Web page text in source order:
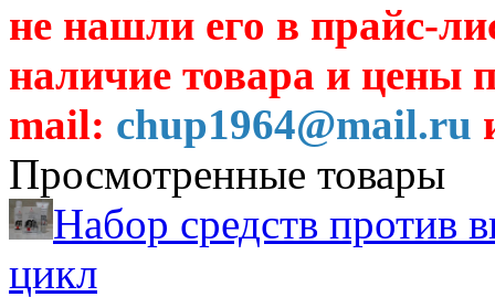
не нашли его в прайс-
наличие товара и цены
mail: chup1964@mail.ru
Просмотренные товары
Набор средств против
цикл